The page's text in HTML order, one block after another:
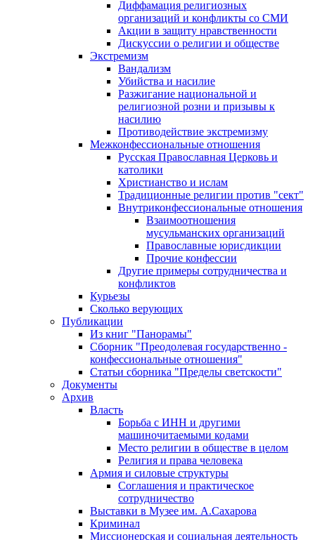
Диффамация религиозных
организаций и конфликты со СМИ
Акции в защиту нравственности
Дискуссии о религии и обществе
Экстремизм
Вандализм
Убийства и насилие
Разжигание национальной и
религиозной розни и призывы к
насилию
Противодействие экстремизму
Межконфессиональные отношения
Русская Православная Церковь и
католики
Христианство и ислам
Традиционные религии против "сект"
Внутриконфессиональные отношения
Взаимоотношения
мусульманских организаций
Православные юрисдикции
Прочие конфессии
Другие примеры сотрудничества и
конфликтов
Курьезы
Сколько верующих
Публикации
Из книг "Панорамы"
Сборник "Преодолевая государственно -
конфессиональные отношения"
Статьи сборника "Пределы светскости"
Документы
Архив
Власть
Борьба с ИНН и другими
машиночитаемыми кодами
Место религии в обществе в целом
Религия и права человека
Армия и силовые структуры
Соглашения и практическое
сотрудничество
Выставки в Музее им. А.Сахарова
Криминал
Миссионерская и социальная деятельность